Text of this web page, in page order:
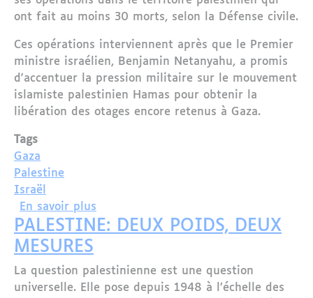
ont fait au moins 30 morts, selon la Défense civile.
Ces opérations interviennent après que le Premier
ministre israélien, Benjamin Netanyahu, a promis
d'accentuer la pression militaire sur le mouvement
islamiste palestinien Hamas pour obtenir la
libération des otages encore retenus à Gaza.
Tags
Gaza
Palestine
Israël
En savoir plus
PALESTINE: DEUX POIDS, DEUX
MESURES
La question palestinienne est une question
universelle. Elle pose depuis 1948 à l’échelle des